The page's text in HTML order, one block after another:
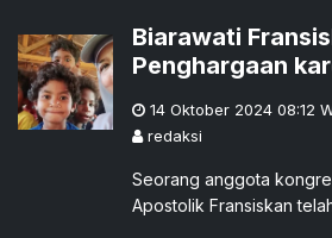
Biarawati
Penghargaan
Masyarakat Adat
14 Oktober 2024 08:12
redaksi
Seorang anggota
Apostolik Fransiskan